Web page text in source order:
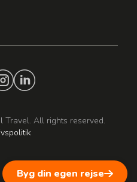
Byg din egen rejse
Travel. All rights reserved.